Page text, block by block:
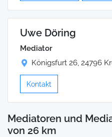
Uwe Döring
Mediator
Königsfurt 26, 24796
Kontakt
Mediatoren und
von 26 km